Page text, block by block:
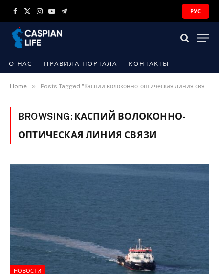
Facebook
X
Instagram
YouTubeTelegram
РУС
О НАС ПРАВИЛА ПОРТАЛА КОНТАКТЫ
Home » Posts Tagged "Каспий волоконно-оптическая линия связи"
BROWSING: КАСПИЙ ВОЛОКОННО-
ОПТИЧЕСКАЯ ЛИНИЯ СВЯЗИ
НОВОСТИ